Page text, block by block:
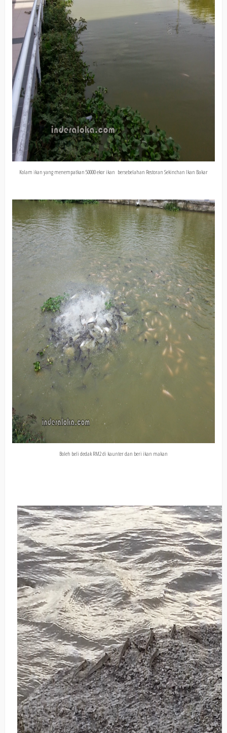
Kolam ikan yang menempatkan 50000 ekor ikan bersebelahan Restoran Sekinchan Ikan Bakar
Boleh beli dedak RM2 di kaunter dan beri ikan makan